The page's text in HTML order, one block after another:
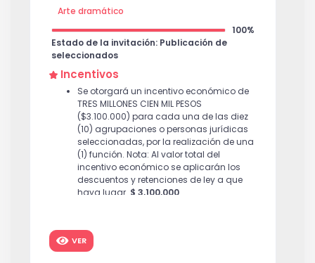
Arte dramático
100%
Estado de la invitación: Publicación de
seleccionados
Incentivos
Se otorgará un incentivo económico de
TRES MILLONES CIEN MIL PESOS
($3.100.000) para cada una de las diez
(10) agrupaciones o personas jurídicas
seleccionadas, por la realización de una
(1) función. Nota: Al valor total del
incentivo económico se aplicarán los
descuentos y retenciones de ley a que
haya lugar. $ 3,100,000
obra.
VER